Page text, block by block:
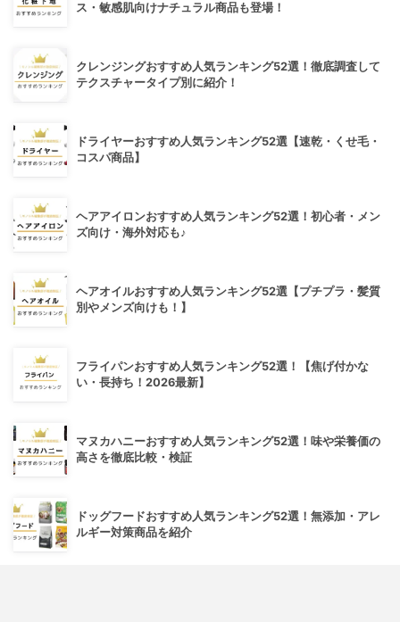
ス・敏感肌向けナチュラル商品も登場！
クレンジングおすすめ人気ランキング52選！徹底調査して
テクスチャータイプ別に紹介！
ドライヤーおすすめ人気ランキング52選【速乾・くせ毛・
コスパ商品】
ヘアアイロンおすすめ人気ランキング52選！初心者・メン
ズ向け・海外対応も♪
ヘアオイルおすすめ人気ランキング52選【プチプラ・髪質
別やメンズ向けも！】
フライパンおすすめ人気ランキング52選！【焦げ付かな
い・長持ち！2026最新】
マヌカハニーおすすめ人気ランキング52選！味や栄養価の
高さを徹底比較・検証
ドッグフードおすすめ人気ランキング52選！無添加・アレ
ルギー対策商品を紹介